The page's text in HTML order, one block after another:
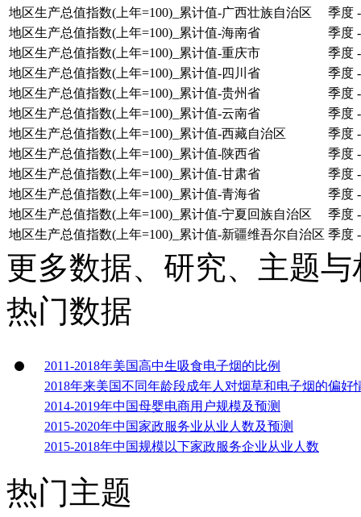
地区生产总值指数(上年=100)_累计值-广西壮族自治区
季度 -
地区生产总值指数(上年=100)_累计值-海南省
季度 -
地区生产总值指数(上年=100)_累计值-重庆市
季度 -
地区生产总值指数(上年=100)_累计值-四川省
季度 -
地区生产总值指数(上年=100)_累计值-贵州省
季度 -
地区生产总值指数(上年=100)_累计值-云南省
季度 -
地区生产总值指数(上年=100)_累计值-西藏自治区
季度 -
地区生产总值指数(上年=100)_累计值-陕西省
季度 -
地区生产总值指数(上年=100)_累计值-甘肃省
季度 -
地区生产总值指数(上年=100)_累计值-青海省
季度 -
地区生产总值指数(上年=100)_累计值-宁夏回族自治区
季度 -
地区生产总值指数(上年=100)_累计值-新疆维吾尔自治区 季度 -
更多数据、研究、主题
热门数据
2011-2018年美国高中生吸食电子烟的比例
2018年来美国不同年龄段成年人对烟草和电子烟的偏好
2014-2019年中国母婴电商用户规模及预测
2015-2020年中国家政服务业从业人数及预测
2015-2018年中国规模以下家政服务企业从业人数
热门主题